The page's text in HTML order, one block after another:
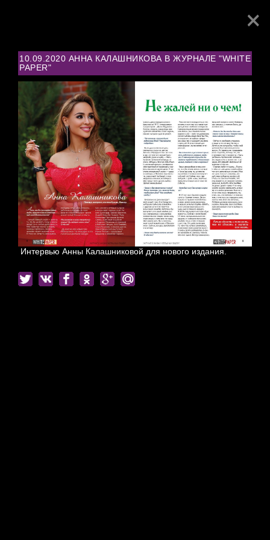
PRESS
×
10.09.2020 АННА КАЛАШНИКОВА В ЖУРНАЛЕ "WHITE
PAPER"
Интервью Анны Калашниковой для нового издания.